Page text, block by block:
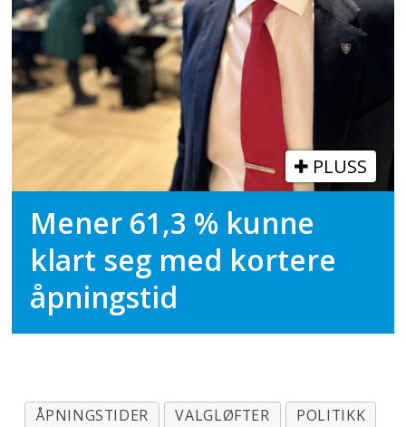
PLUSS
Mener 61,3 % kunne
klart seg med kortere
åpningstid
ÅPNINGSTIDER VALGLØFTER
POLITIKK